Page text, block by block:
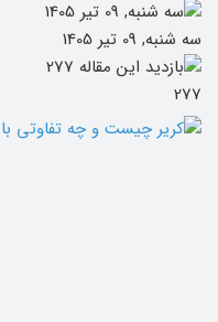
سه شنبه, 09 تیر 1405
277